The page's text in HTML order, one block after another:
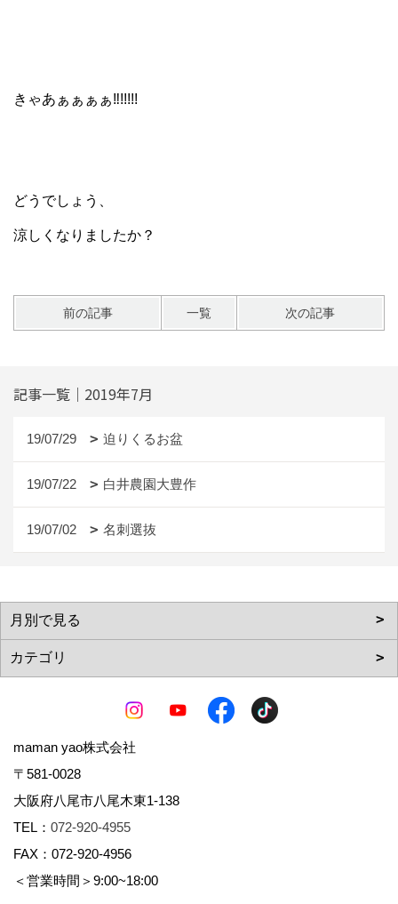
きゃあぁぁぁぁ‼!!!!!
どうでしょう、
涼しくなりましたか？
前の記事 一覧 次の記事
記事一覧｜2019年7月
19/07/29 迫りくるお盆
19/07/22 白井農園大豊作
19/07/02 名刺選抜
maman yao株式会社
〒581-0028
大阪府八尾市八尾木東1-138
TEL： 072-920-4955
FAX：072-920-4956
＜営業時間＞9:00~18:00